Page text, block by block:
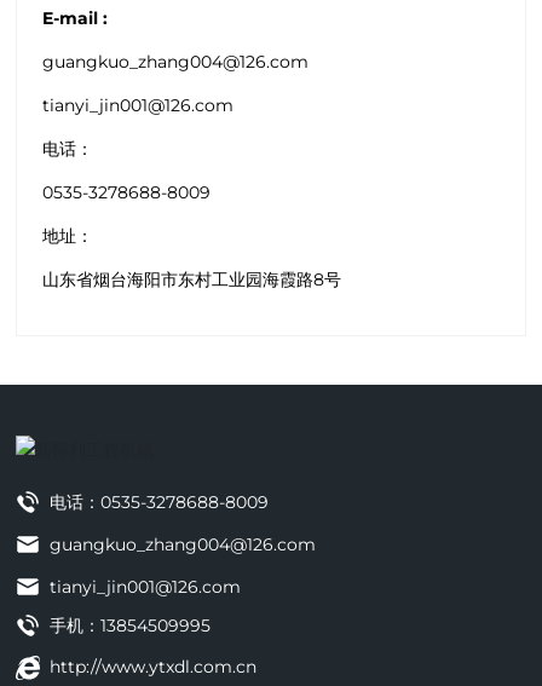
E-mail :
guangkuo_zhang004@126.com
tianyi_jin001@126.com
电话 ：
0535-3278688-8009
地址：
山东省烟台海阳市东村工业园海霞路8号
电话：0535-3278688-8009
guangkuo_zhang004@126.com
tianyi_jin001@126.com
手机：13854509995
http://www.ytxdl.com.cn